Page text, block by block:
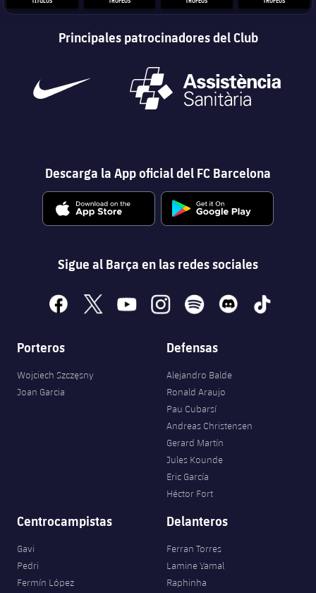
Principales patrocinadores del Club
Descarga la App oficial del FC Barcelona
Sigue al Barça en las redes sociales
facebook
x youtubeinstagramspotify discord tiktok
Porteros
Wojciech Szczęsny
Joan Garcia
Defensas
Alejandro Balde
Ronald Araujo
Pau Cubarsí
Andreas Christensen
Gerard Martín
Jules Kounde
Eric García
Héctor Fort
Centrocampistas
Gavi
Pedri
Fermín López
Delanteros
Ferran Torres
Lamine Yamal
Raphinha